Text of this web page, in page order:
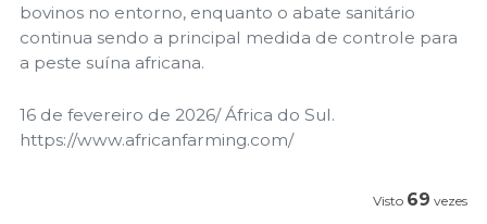
bovinos no entorno, enquanto o abate sanitário
continua sendo a principal medida de controle para
a peste suína africana.
16 de fevereiro de 2026/ África do Sul.
https://www.africanfarming.com/
Visto 69 vezes